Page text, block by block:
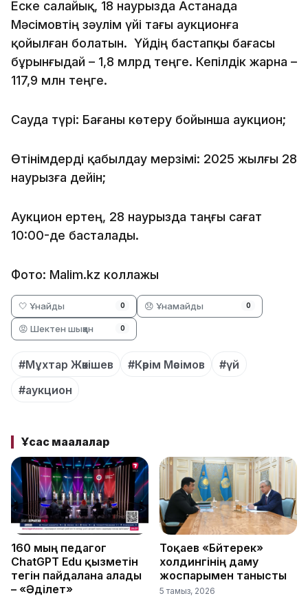
Еске салайық, 18 наурызда Астанада
Мәсімовтің зәулім үйі тағы аукционға
қойылған болатын. Үйдің бастапқы бағасы
бұрынғыдай – 1,8 млрд теңге. Кепілдік жарна –
117,9 млн теңге.
Сауда түрі: Бағаны көтеру бойынша аукцион;
Өтінімдерді қабылдау мерзімі: 2025 жылғы 28
наурызға дейін;
Аукцион ертең, 28 наурызда таңғы сағат
10:00-де басталады.
Фото: Malim.kz коллажы
🤍 Ұнайды 0 😞 Ұнамайды 0
😡 Шектен шыққан 0
#Мұхтар Жәкішев #Кәрім Мәсімов
#үй
#аукцион
Ұқсас мақалалар
160 мың педагог
ChatGPT Edu қызметін
тегін пайдалана алады
– «Әділет»
Тоқаев «Бәйтерек»
холдингінің даму
жоспарымен танысты
5 тамыз, 2026